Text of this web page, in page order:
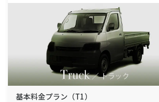
基本料金プラン（T1）